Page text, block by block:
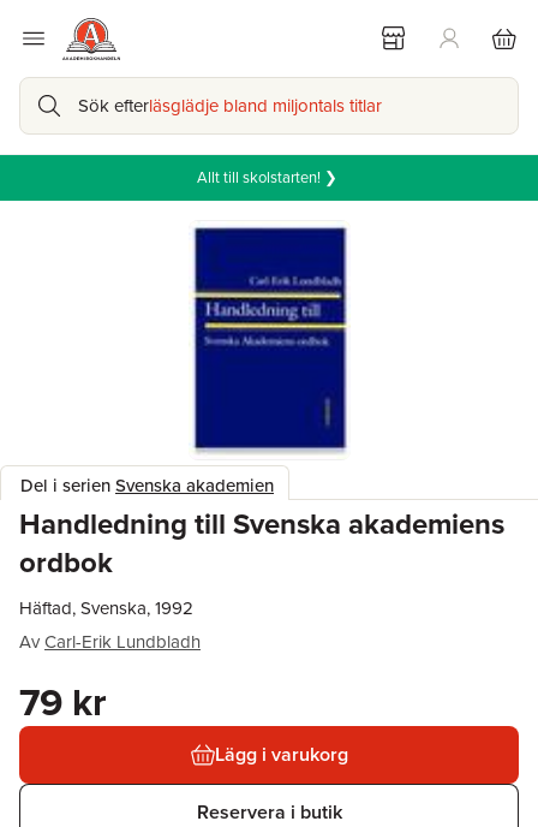
Sök efterläsglädje bland miljontals titlar
Allt till skolstarten! ❯
Del i serienSvenska akademien
Handledning till Svenska akademiens
ordbok
Häftad, Svenska, 1992
AvCarl-Erik Lundbladh
79 kr
Lägg i varukorg
Reservera i butik